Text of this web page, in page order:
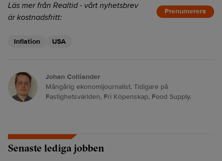
Läs mer från Realtid - vårt nyhetsbrev
är kostnadsfritt:
Prenumerera
Inflation USA
Johan Colliander
Mångårig ekonomijournalist. Tidigare på
Fastighetsvärlden, Fri Köpenskap, Food Supply.
Senaste lediga jobben